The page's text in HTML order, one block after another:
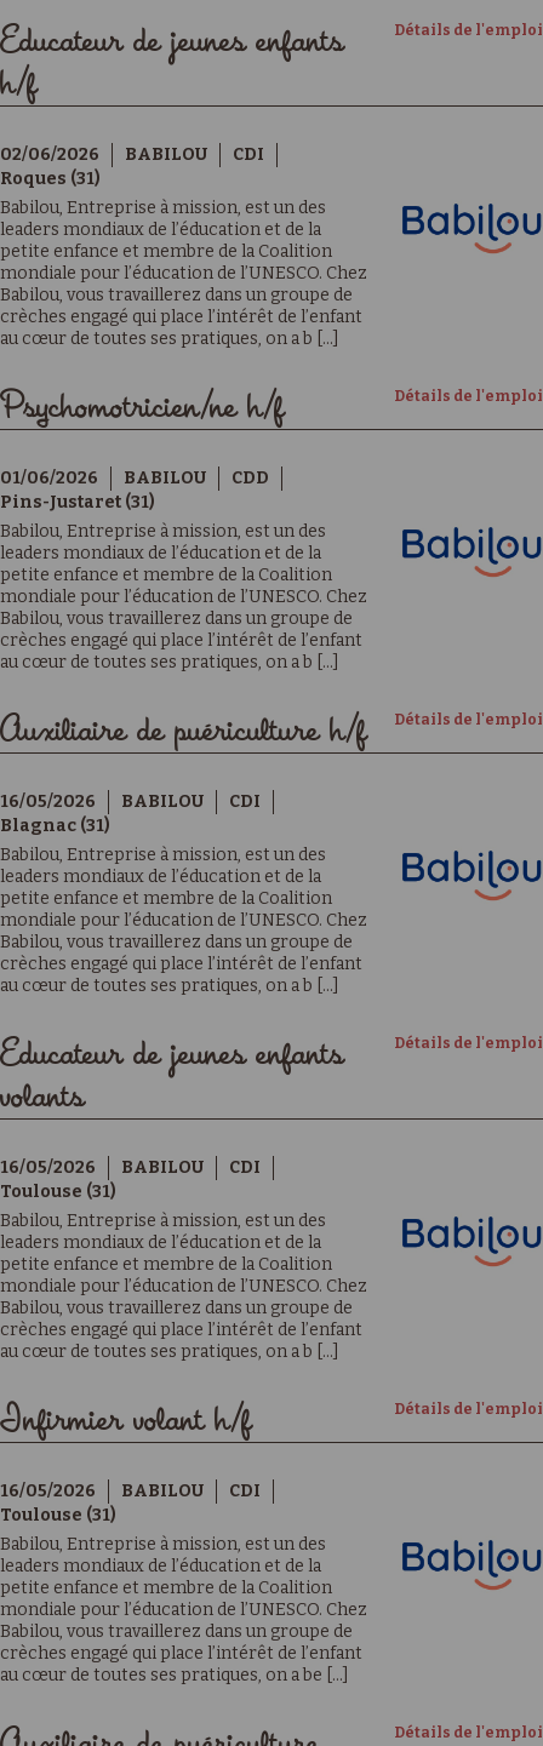
Détails de l'emploi
Educateur de jeunes enfants
h/f
02/06/2026 BABILOU
CDI
Roques (31)
Babilou, Entreprise à mission, est un des
leaders mondiaux de l’éducation et de la
petite enfance et membre de la Coalition
mondiale pour l’éducation de l’UNESCO. Chez
Babilou, vous travaillerez dans un groupe de
crèches engagé qui place l’intérêt de l’enfant
au cœur de toutes ses pratiques, on a b [...]
Détails de l'emploi
Psychomotricien/ne h/f
01/06/2026 BABILOU
CDD
Pins-Justaret (31)
Babilou, Entreprise à mission, est un des
leaders mondiaux de l’éducation et de la
petite enfance et membre de la Coalition
mondiale pour l’éducation de l’UNESCO. Chez
Babilou, vous travaillerez dans un groupe de
crèches engagé qui place l’intérêt de l’enfant
au cœur de toutes ses pratiques, on a b [...]
Détails de l'emploi
Auxiliaire de puériculture h/f
16/05/2026 BABILOU
CDI
Blagnac (31)
Babilou, Entreprise à mission, est un des
leaders mondiaux de l’éducation et de la
petite enfance et membre de la Coalition
mondiale pour l’éducation de l’UNESCO. Chez
Babilou, vous travaillerez dans un groupe de
crèches engagé qui place l’intérêt de l’enfant
au cœur de toutes ses pratiques, on a b [...]
Détails de l'emploi
Educateur de jeunes enfants
volants
16/05/2026 BABILOU
CDI
Toulouse (31)
Babilou, Entreprise à mission, est un des
leaders mondiaux de l’éducation et de la
petite enfance et membre de la Coalition
mondiale pour l’éducation de l’UNESCO. Chez
Babilou, vous travaillerez dans un groupe de
crèches engagé qui place l’intérêt de l’enfant
au cœur de toutes ses pratiques, on a b [...]
Détails de l'emploi
Infirmier volant h/f
16/05/2026 BABILOU
CDI
Toulouse (31)
Babilou, Entreprise à mission, est un des
leaders mondiaux de l’éducation et de la
petite enfance et membre de la Coalition
mondiale pour l’éducation de l’UNESCO. Chez
Babilou, vous travaillerez dans un groupe de
crèches engagé qui place l’intérêt de l’enfant
au cœur de toutes ses pratiques, on a be [...]
Détails de l'emploi